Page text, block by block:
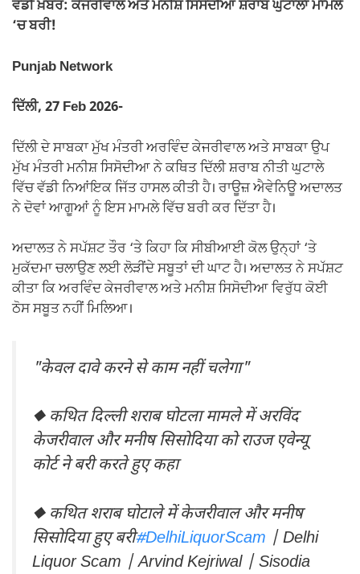
b
o
o
k
p
p
ਵੱਡੀ ਖ਼ਬਰ: ਕੇਜਰੀਵਾਲ ਅਤੇ ਮਨੀਸ਼ ਸਿਸੋਦੀਆ ਸ਼ਰਾਬ ਘੁਟਾਲਾ ਮਾਮਲੇ
‘ਚ ਬਰੀ!
Punjab Network
ਦਿੱਲੀ, 27 Feb 2026-
ਦਿੱਲੀ ਦੇ ਸਾਬਕਾ ਮੁੱਖ ਮੰਤਰੀ ਅਰਵਿੰਦ ਕੇਜਰੀਵਾਲ ਅਤੇ ਸਾਬਕਾ ਉਪ
ਮੁੱਖ ਮੰਤਰੀ ਮਨੀਸ਼ ਸਿਸੋਦੀਆ ਨੇ ਕਥਿਤ ਦਿੱਲੀ ਸ਼ਰਾਬ ਨੀਤੀ ਘੁਟਾਲੇ
ਵਿੱਚ ਵੱਡੀ ਨਿਆਂਇਕ ਜਿੱਤ ਹਾਸਲ ਕੀਤੀ ਹੈ। ਰਾਊਜ਼ ਐਵੇਨਿਊ ਅਦਾਲਤ
ਨੇ ਦੋਵਾਂ ਆਗੂਆਂ ਨੂੰ ਇਸ ਮਾਮਲੇ ਵਿੱਚ ਬਰੀ ਕਰ ਦਿੱਤਾ ਹੈ।
ਅਦਾਲਤ ਨੇ ਸਪੱਸ਼ਟ ਤੌਰ ‘ਤੇ ਕਿਹਾ ਕਿ ਸੀਬੀਆਈ ਕੋਲ ਉਨ੍ਹਾਂ ‘ਤੇ
ਮੁਕੱਦਮਾ ਚਲਾਉਣ ਲਈ ਲੋੜੀਂਦੇ ਸਬੂਤਾਂ ਦੀ ਘਾਟ ਹੈ। ਅਦਾਲਤ ਨੇ ਸਪੱਸ਼ਟ
ਕੀਤਾ ਕਿ ਅਰਵਿੰਦ ਕੇਜਰੀਵਾਲ ਅਤੇ ਮਨੀਸ਼ ਸਿਸੋਦੀਆ ਵਿਰੁੱਧ ਕੋਈ
ਠੋਸ ਸਬੂਤ ਨਹੀਂ ਮਿਲਿਆ।
"केवल दावे करने से काम नहीं चलेगा"
◆ कथित दिल्ली शराब घोटला मामले में अरविंद
केजरीवाल और मनीष सिसोदिया को राउज एवेन्यू
कोर्ट ने बरी करते हुए कहा
◆ कथित शराब घोटाले में केजरीवाल और मनीष
सिसोदिया हुए बरी#DelhiLiquorScam | Delhi
Liquor Scam | Arvind Kejriwal | Sisodia